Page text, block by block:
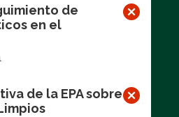
de
en el
de la EPA sobre